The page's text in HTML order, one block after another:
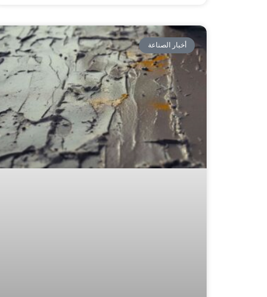
أخبار الصناعة